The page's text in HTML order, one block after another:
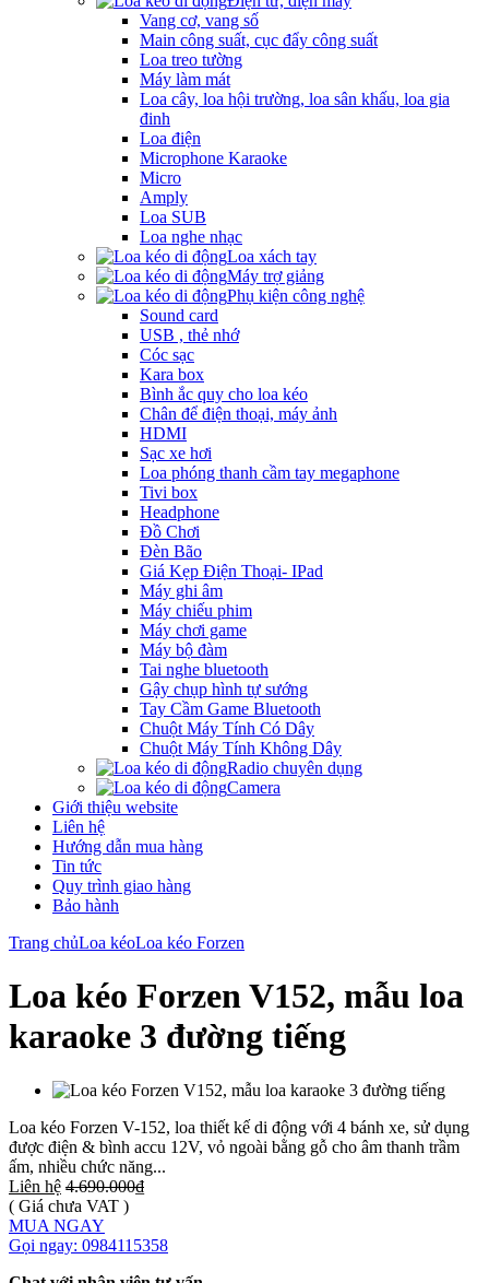
Vang cơ, vang số
Main công suất, cục đẩy công suất
Loa treo tường
Máy làm mát
Loa cây, loa hội trường, loa sân khấu, loa gia
đinh
Loa điện
Microphone Karaoke
Micro
Amply
Loa SUB
Loa nghe nhạc
Loa xách tay
Máy trợ giảng
Phụ kiện công nghệ
Sound card
USB , thẻ nhớ
Cóc sạc
Kara box
Bình ắc quy cho loa kéo
Chân để điện thoại, máy ảnh
HDMI
Sạc xe hơi
Loa phóng thanh cầm tay megaphone
Tivi box
Headphone
Đồ Chơi
Đèn Bão
Giá Kẹp Điện Thoại- IPad
Máy ghi âm
Máy chiếu phim
Máy chơi game
Máy bộ đàm
Tai nghe bluetooth
Gậy chụp hình tự sướng
Tay Cầm Game Bluetooth
Chuột Máy Tính Có Dây
Chuột Máy Tính Không Dây
Radio chuyên dụng
Camera
Giới thiệu website
Liên hệ
Hướng dẫn mua hàng
Tin tức
Quy trình giao hàng
Bảo hành
Trang chủLoa kéoLoa kéo Forzen
Loa kéo Forzen V152, mẫu loa
karaoke 3 đường tiếng
Loa kéo Forzen V-152, loa thiết kế di động với 4 bánh xe, sử dụng
được điện & bình accu 12V, vỏ ngoài bằng gỗ cho âm thanh trầm
ấm, nhiều chức năng...
Liên hệ 4.690.000₫
( Giá chưa VAT )
MUA NGAY
Gọi ngay: 0984115358